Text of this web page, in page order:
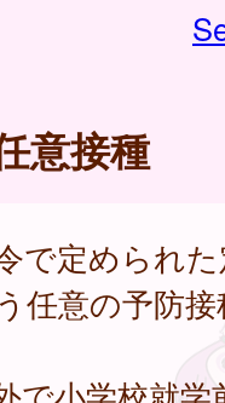
意接種
で定められ
任意の予防